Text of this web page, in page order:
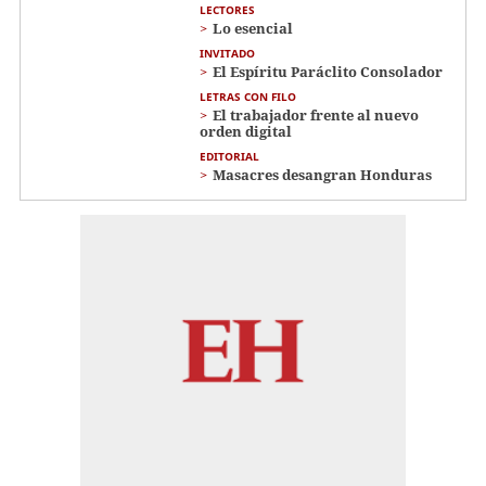
LECTORES
Lo esencial
INVITADO
El Espíritu Paráclito Consolador
LETRAS CON FILO
El trabajador frente al nuevo
orden digital
EDITORIAL
Masacres desangran Honduras